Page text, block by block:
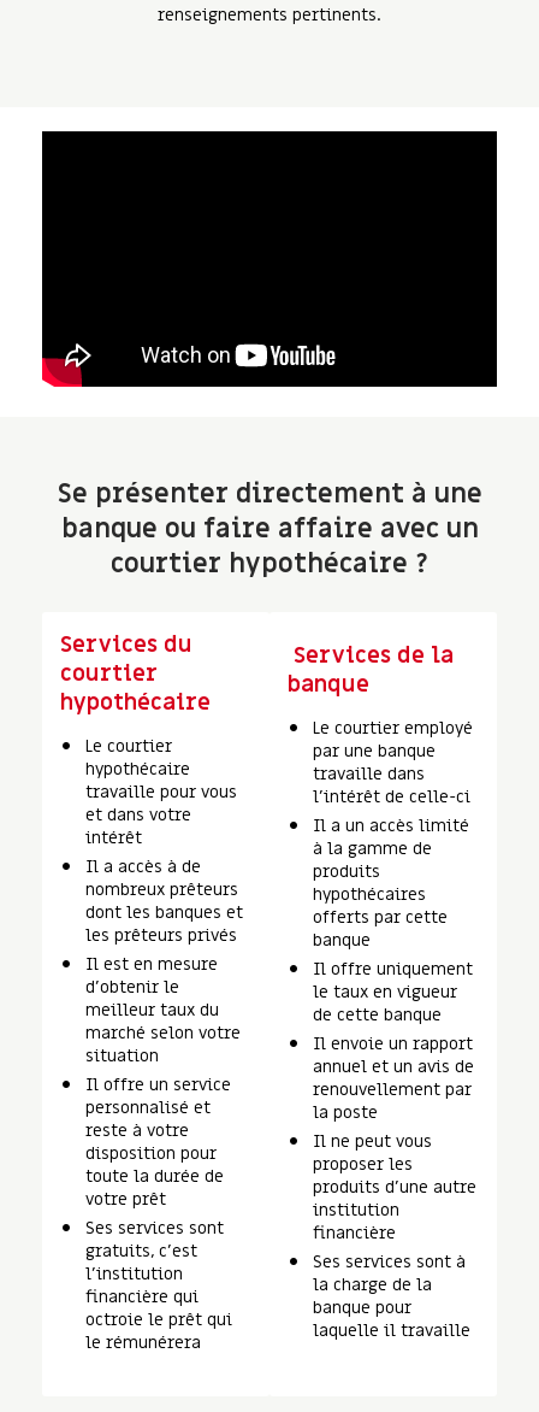
renseignements pertinents.
Se présenter directement à une
banque ou faire affaire avec un
courtier hypothécaire ?
Services du
courtier
hypothécaire
Le courtier
hypothécaire
travaille pour vous
et dans votre
intérêt
Il a accès à de
nombreux prêteurs
dont les banques et
les prêteurs privés
Il est en mesure
d’obtenir le
meilleur taux du
marché selon votre
situation
Il offre un service
personnalisé et
reste à votre
disposition pour
toute la durée de
votre prêt
Ses services sont
gratuits, c’est
l’institution
financière qui
octroie le prêt qui
le rémunérera
Services de la
banque
Le courtier employé
par une banque
travaille dans
l’intérêt de celle-ci
Il a un accès limité
à la gamme de
produits
hypothécaires
offerts par cette
banque
Il offre uniquement
le taux en vigueur
de cette banque
Il envoie un rapport
annuel et un avis de
renouvellement par
la poste
Il ne peut vous
proposer les
produits d’une autre
institution
financière
Ses services sont à
la charge de la
banque pour
laquelle il travaille